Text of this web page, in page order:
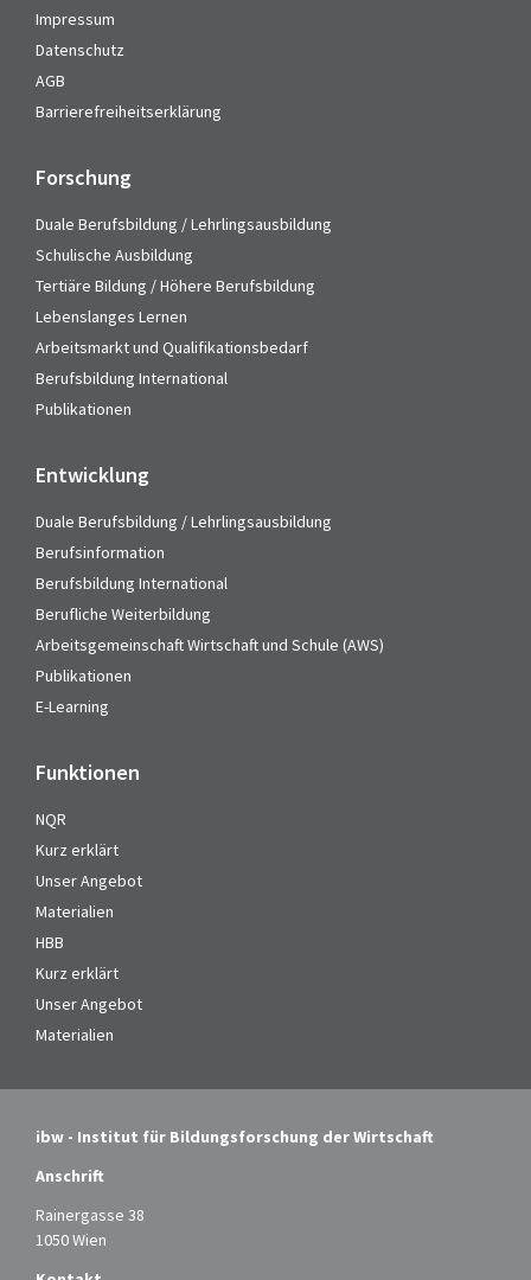
Impressum
Datenschutz
AGB
Barrierefreiheitserklärung
Forschung
Duale Berufsbildung / Lehrlingsausbildung
Schulische Ausbildung
Tertiäre Bildung / Höhere Berufsbildung
Lebenslanges Lernen
Arbeitsmarkt und Qualifikationsbedarf
Berufsbildung International
Publikationen
Entwicklung
Duale Berufsbildung / Lehrlingsausbildung
Berufsinformation
Berufsbildung International
Berufliche Weiterbildung
Arbeitsgemeinschaft Wirtschaft und Schule (AWS)
Publikationen
E-Learning
Funktionen
NQR
Kurz erklärt
Unser Angebot
Materialien
HBB
Kurz erklärt
Unser Angebot
Materialien
ibw - Institut für Bildungsforschung der Wirtschaft
Anschrift
Rainergasse 38
1050 Wien